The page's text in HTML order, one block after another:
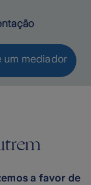
um mediador
a favor de